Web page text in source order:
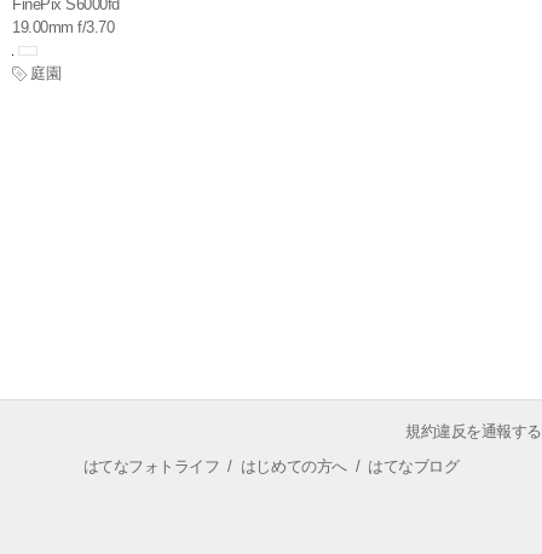
FinePix S6000fd
19.00mm f/3.70
庭園
規約違反を通報する
はてなフォトライフ / はじめての方へ/ はてなブログ